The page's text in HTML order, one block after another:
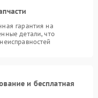
гарантия на
детали, что
и бесплатная